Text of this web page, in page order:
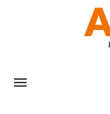
menu